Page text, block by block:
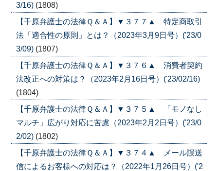
3/16) (1808)
【千原弁護士の法律Ｑ＆Ａ】▼３７７▲ 特定商取引
法「適合性の原則」とは？（2023年3月9日号）('23/0
3/09) (1807)
【千原弁護士の法律Ｑ＆Ａ】▼３７６▲ 消費者契約
法改正への対策は？（2023年2月16日号）('23/02/16)
(1804)
【千原弁護士の法律Ｑ＆Ａ】▼３７５▲ 「モノなし
マルチ」広がり対応に苦慮（2023年2月2日号）('23/0
2/02) (1802)
【千原弁護士の法律Ｑ＆Ａ】▼３７４▲ メール誤送
信によるお客様への対応は？（2022年1月26日号）('2